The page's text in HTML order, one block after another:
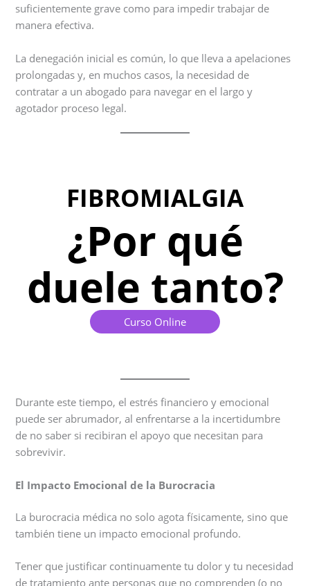
suficientemente grave como para impedir trabajar de
manera efectiva.
La denegación inicial es común, lo que lleva a apelaciones
prolongadas y, en muchos casos, la necesidad de
contratar a un abogado para navegar en el largo y
agotador proceso legal.
FIBROMIALGIA
¿Por qué
duele tanto?
Curso Online
Durante este tiempo, el estrés financiero y emocional
puede ser abrumador, al enfrentarse a la incertidumbre
de no saber si recibiran el apoyo que necesitan para
sobrevivir.
El Impacto Emocional de la Burocracia
La burocracia médica no solo agota físicamente, sino que
también tiene un impacto emocional profundo.
Tener que justificar continuamente tu dolor y tu necesidad
de tratamiento ante personas que no comprenden (o no